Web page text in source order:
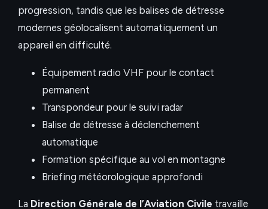
progression, tandis que les balises de détresse
modernes géolocalisent automatiquement un
appareil en difficulté.
Équipement radio VHF pour le contact
permanent
Transpondeur pour le suivi radar
Balise de détresse à déclenchement
automatique
Formation spécifique au vol en montagne
Briefing météorologique approfondi
La Direction Générale de l’Aviation Civile travaille